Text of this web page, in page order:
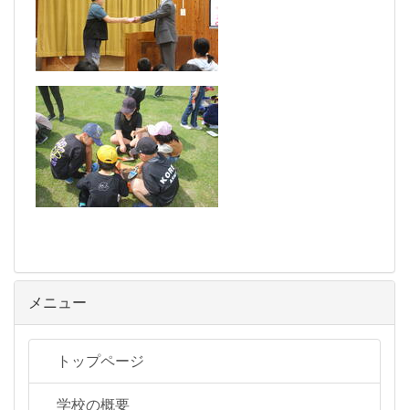
メニュー
トップページ
学校の概要